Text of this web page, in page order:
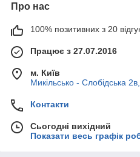
Про нас
100% позитивних з 20
Працює з 27.07.2016
м. Київ
Микільсько - Слобідська
Контакти
Сьогодні вихідний
Показати весь графік